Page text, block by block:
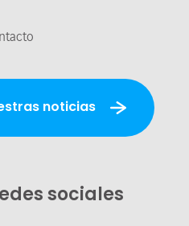
noticias
sociales